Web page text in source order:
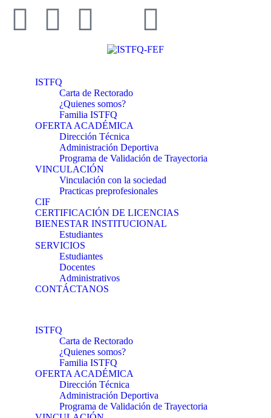
ISTFQ
Carta de Rectorado
¿Quienes somos?
Familia ISTFQ
OFERTA ACADÉMICA
Dirección Técnica
Administración Deportiva
Programa de Validación de Trayectoria
VINCULACIÓN
Vinculación con la sociedad
Practicas preprofesionales
CIF
CERTIFICACIÓN DE LICENCIAS
BIENESTAR INSTITUCIONAL
Estudiantes
SERVICIOS
Estudiantes
Docentes
Administrativos
CONTÁCTANOS
ISTFQ
Carta de Rectorado
¿Quienes somos?
Familia ISTFQ
OFERTA ACADÉMICA
Dirección Técnica
Administración Deportiva
Programa de Validación de Trayectoria